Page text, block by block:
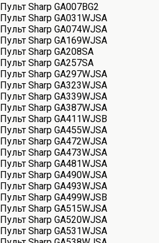
Пульт Sharp GA007BG2
Пульт Sharp GA031WJSA
Пульт Sharp GA074WJSA
Пульт Sharp GA169WJSA
Пульт Sharp GA208SA
Пульт Sharp GA257SA
Пульт Sharp GA297WJSA
Пульт Sharp GA323WJSA
Пульт Sharp GA339WJSA
Пульт Sharp GA387WJSA
Пульт Sharp GA411WJSB
Пульт Sharp GA455WJSA
Пульт Sharp GA472WJSA
Пульт Sharp GA473WJSA
Пульт Sharp GA481WJSA
Пульт Sharp GA490WJSA
Пульт Sharp GA493WJSA
Пульт Sharp GA499WJSB
Пульт Sharp GA515WJSA
Пульт Sharp GA520WJSA
Пульт Sharp GA531WJSA